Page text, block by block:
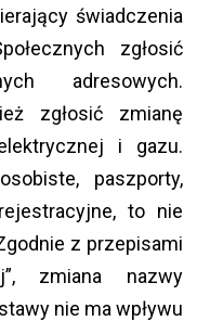
świadczenia
zgłosić
adresowych.
zgłosić zmianę
i gazu.
paszporty,
to nie
z przepisami
zmiana nazwy
nie ma wpływu